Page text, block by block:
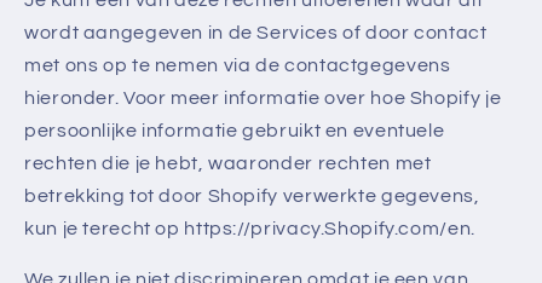
wordt aangegeven in de Services of door contact
met ons op te nemen via de contactgegevens
hieronder. Voor meer informatie over hoe Shopify je
persoonlijke informatie gebruikt en eventuele
rechten die je hebt, waaronder rechten met
betrekking tot door Shopify verwerkte gegevens,
kun je terecht op https://privacy.Shopify.com/en.